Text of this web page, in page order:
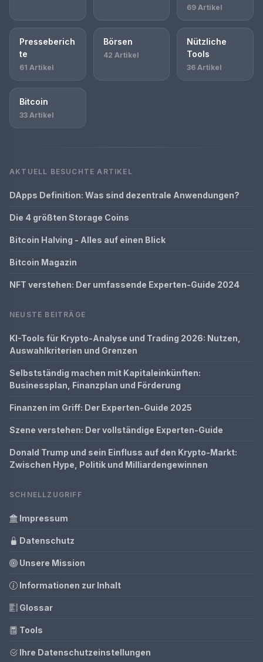
69 Artikel
Presseberich
te
61 Artikel
Börsen
42 Artikel
Nützliche
Tools
36 Artikel
Bitcoin
33 Artikel
AKTUELL BESUCHTE ARTIKEL
DApps Definition: Was sind dezentrale Anwendungen?
Die 4 größten Storage Coins
Bitcoin Halving - Alles auf einen Blick
Bitcoin Magazin
NFT verstehen: Der umfassende Experten-Guide 2024
NEUSTE BEITRÄGE
KI-Tools für Krypto-Analyse und Trading 2026: Nutzen,
Auswahlkriterien und Grenzen
Selbstständig machen mit Kapitaleinkünften:
Businessplan, Finanzplan und Förderung
Finanzen im Griff: Der Experten-Guide 2025
Szene verstehen: Der vollständige Experten-Guide
Donald Trump und sein Einfluss auf den Krypto-Markt:
Zwischen Hype, Politik und Milliardengewinnen
SCHNELLZUGRIFF
Impressum
Datenschutz
Unsere Mission
Informationen zur Inhalt
Glossar
Tools
Ihre Datenschutzeinstellungen